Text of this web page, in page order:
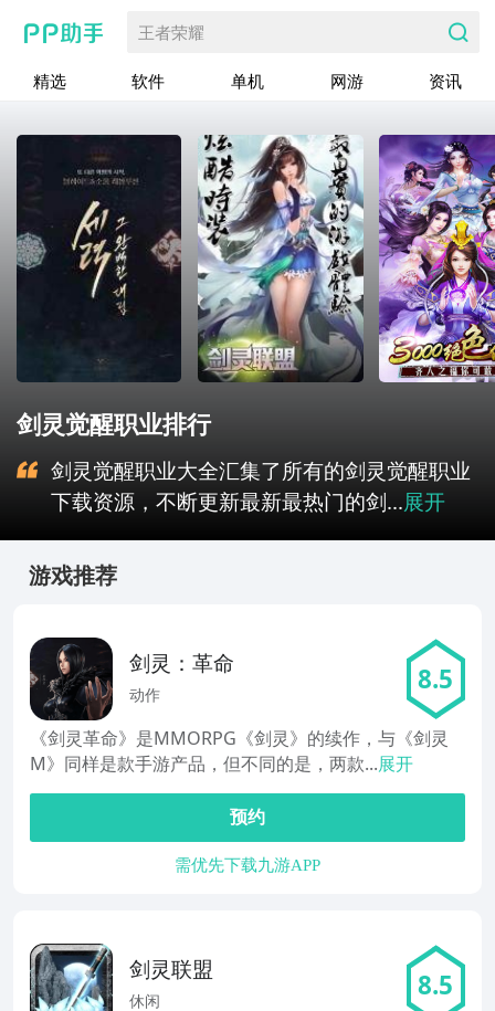
王者荣耀
精选 软件 单机 网游 资讯
剑灵觉醒职业排行
剑灵觉醒职业大全汇集了所有的剑灵觉醒职业
下载资源，不断更新最新最热门的剑...展开
游戏推荐
剑灵：革命
动作 8.5
《剑灵革命》是MMORPG《剑灵》的续作，与《剑灵
M》同样是款手游产品，但不同的是，两款...展开
预约
需优先下载九游APP
剑灵联盟
休闲 8.5